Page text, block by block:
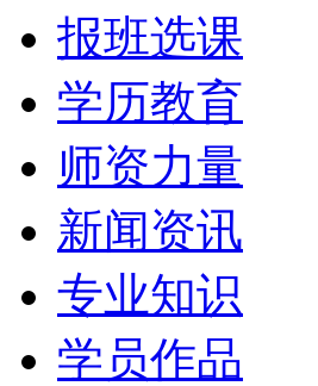
报班选课
学历教育
师资力量
新闻资讯
专业知识
学员作品